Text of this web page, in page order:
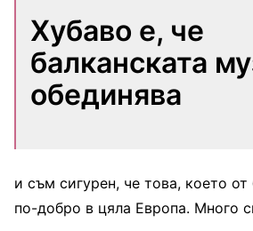
Хубаво е, че
балканската
обединява
и съм сигурен, че това, което от
по-добро в цяла Европа. Много